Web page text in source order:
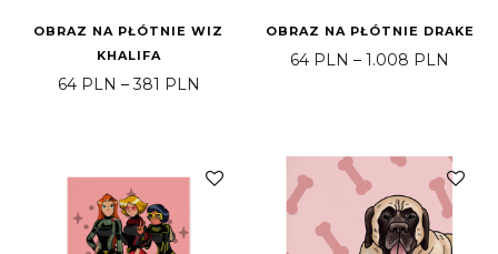
OBRAZ NA PŁÓTNIE WIZ
KHALIFA
64 PLN – 381 PLN
OBRAZ NA PŁÓTNIE DRAKE
64 PLN – 1.008 PLN